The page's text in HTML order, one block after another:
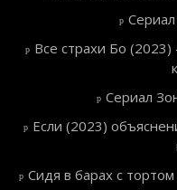
Все страхи Бо
Сериал
Если (2023)
Сидя в барах с